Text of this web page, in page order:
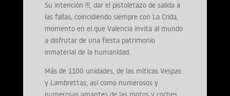
Su intención !!!, dar el pistoletazo de salida a
las fallas, coincidiendo siempre con La Crida,
momento en el que Valencia invita al mundo
a disfrutar de una fiesta patrimonio
inmaterial de la humanidad.
Más de 1100 unidades, de las míticas Vespas
y Lambrettas, así como numerosos y